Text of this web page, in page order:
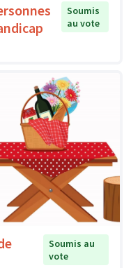
Soumis
au vote
Soumis au
vote